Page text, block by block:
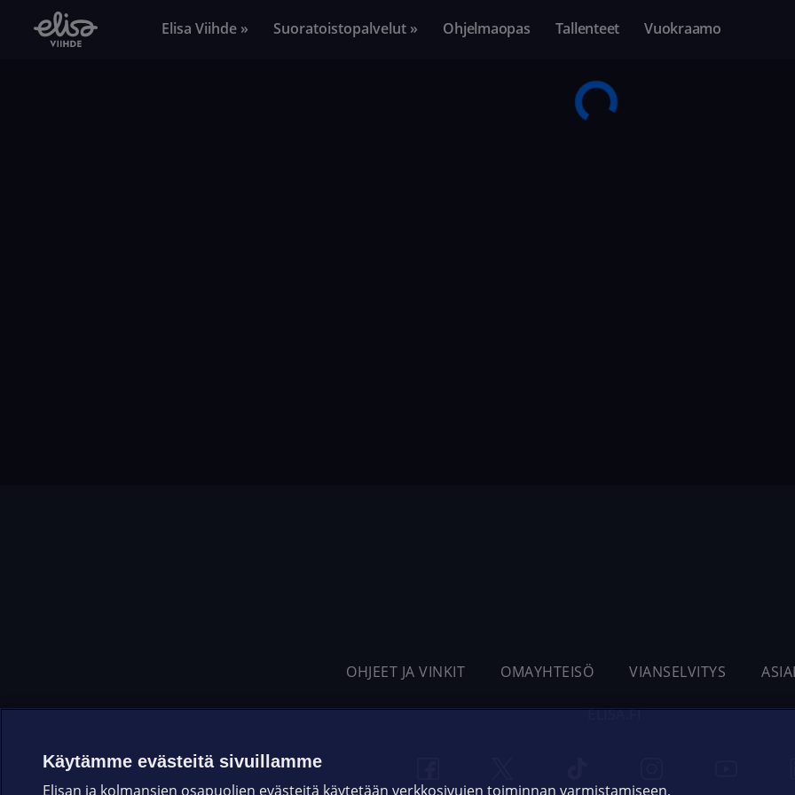
Elisa Viihde » Suoratoistopalvelut » Ohjelmaopas Tallenteet Vuokraamo
OHJEET JA VINKIT OMAYHTEISÖ VIANSELVITYS
ELISA.FI
Käytämme evästeitä sivuillamme
Elisan ja kolmansien osapuolien evästeitä käytetään verkkosivujen toiminnan varmistamiseen,